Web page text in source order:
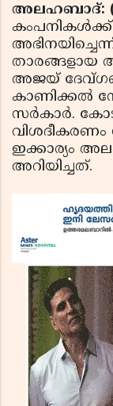
അലഹബാദ്:
കംപനികള്‍ക്ക്
താരങ്ങളായ
അജയ്
കാണിക്കല്‍
സര്‍കാര്‍.
ഇക്കാര്യം
അറിയിച്ചത്.